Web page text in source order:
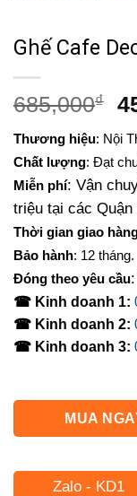
Ghế Cafe
685,000₫
Thương hiệu: Nội
Chất lượng: Đạt
Miễn phí: Vận
triệu tại các Quận
Thời gian giao
Bảo hành: 12 tháng.
Đóng theo yêu cầu
☎ Kinh doanh 1:
☎ Kinh doanh 2:
☎ Kinh doanh 3:
MUA
Zalo - KD1